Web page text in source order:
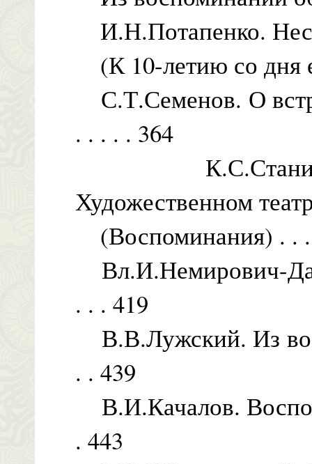
И.Н.Потапенко.
(К 10-летию со дня
С.Т.Семенов. О
. . . . . 364
Художественном
(Воспоминания) . .
Вл.И.Немирович-
. . . 419
В.В.Лужский. Из
. . 439
В.И.Качалов.
. 443